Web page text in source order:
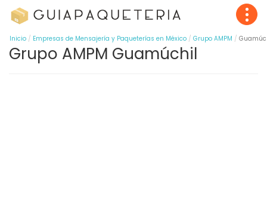
Inicio Empresas de Mensajería y Paqueterías en México Grupo AMPM
Grupo AMPM Guamúchil